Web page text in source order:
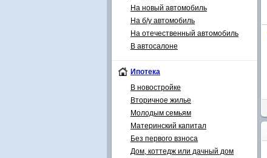
На новый автомобиль
На б/у автомобиль
На отечественный автомобиль
В автосалоне
Ипотека
В новостройке
Вторичное жилье
Молодым семьям
Материнский капитал
Без первого взноса
Дом, коттедж или дачный дом